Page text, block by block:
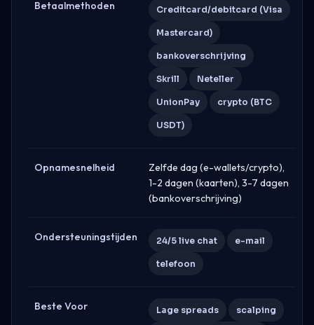
Betaalmethoden Creditcard/debitcard (Visa
Mastercard)
bankoverschrijving
Skrill Neteller
UnionPay crypto (BTC
USDT)
Opnamesnelheid
Zelfde dag (e-wallets/crypto),
1-2 dagen (kaarten), 3-7 dagen
(bankoverschrijving)
Ondersteuningstijden 24/5 live chat e-mail
telefoon
Beste Voor Lage spreads scalping